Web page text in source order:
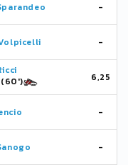
-
-
(60')
6,25
-
-